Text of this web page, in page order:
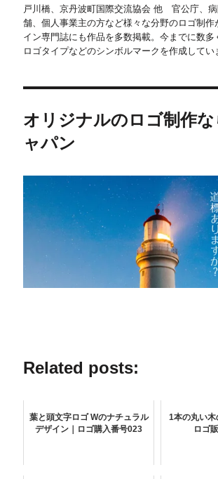
戸川橋、京丹波町国際交流協会 他 官公庁、
舗、個人事業主の方など様々な分野のロゴ制作
イン専門誌にも作品を多数掲載。今までに数多
ロゴタイプなどのシンボルマークを作成してい
オリジナルのロゴ制作
ャパン
Related posts:
葉と頭文字ロゴ Wのナチュラル
デザイン｜ロゴ購入番号023
1本の丸い木
ロゴ